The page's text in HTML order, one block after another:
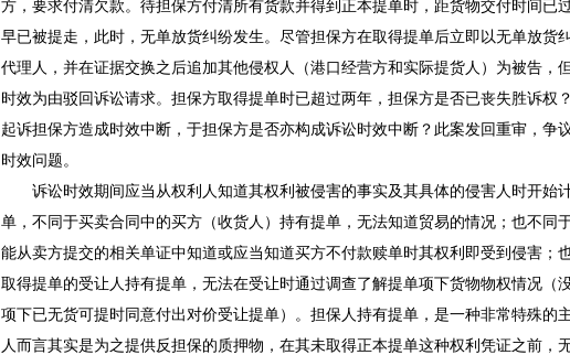
方，要求付清欠款。待担保方付清所有货款并得到正本提单时，距货物交付时间已
早已被提走，此时，无单放货纠纷发生。尽管担保方在取得提单后立即以无单放货
代理人，并在证据交换之后追加其他侵权人（港口经营方和实际提货人）为被告，
时效为由驳回诉讼请求。担保方取得提单时已超过两年，担保方是否已丧失胜诉权
起诉担保方造成时效中断，于担保方是否亦构成诉讼时效中断？此案发回重审，争
时效问题。
诉讼时效期间应当从权利人知道其权利被侵害的事实及其具体的侵害人时开始
单，不同于买卖合同中的买方（收货人）持有提单，无法知道贸易的情况；也不同
能从卖方提交的相关单证中知道或应当知道买方不付款赎单时其权利即受到侵害；
取得提单的受让人持有提单，无法在受让时通过调查了解提单项下货物物权情况（
项下已无货可提时同意付出对价受让提单）。担保人持有提单，是一种非常特殊的
人而言其实是为之提供反担保的质押物，在其未取得正本提单这种权利凭证之前，